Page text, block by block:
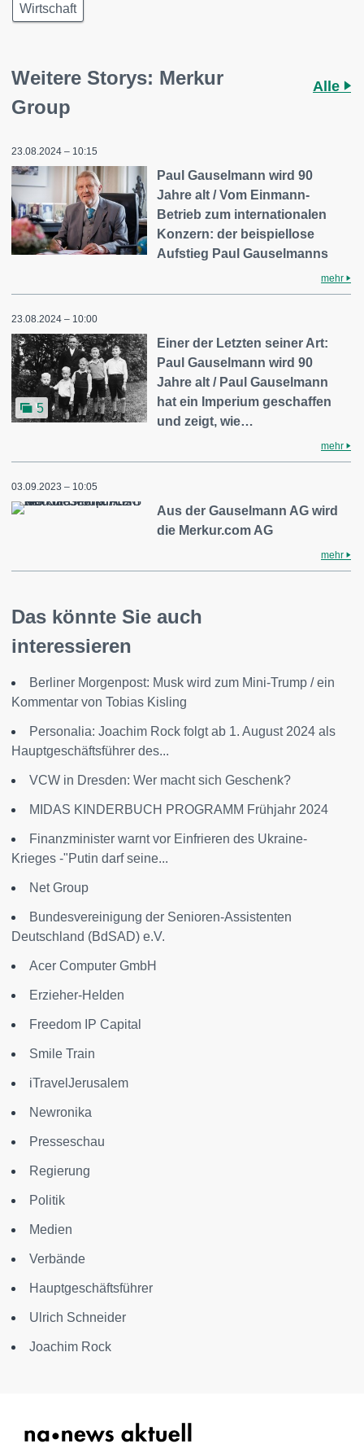
Wirtschaft
Weitere Storys: Merkur
Group
Alle
23.08.2024 – 10:15
Paul Gauselmann wird 90
Jahre alt / Vom Einmann-
Betrieb zum internationalen
Konzern: der beispiellose
Aufstieg Paul Gauselmanns
mehr
23.08.2024 – 10:00
5
Einer der Letzten seiner Art:
Paul Gauselmann wird 90
Jahre alt / Paul Gauselmann
hat ein Imperium geschaffen
und zeigt, wie…
mehr
03.09.2023 – 10:05
Aus der Gauselmann AG wird
die Merkur.com AG
mehr
Das könnte Sie auch
interessieren
Berliner Morgenpost: Musk wird zum Mini-Trump / ein
Kommentar von Tobias Kisling
Personalia: Joachim Rock folgt ab 1. August 2024 als
Hauptgeschäftsführer des...
VCW in Dresden: Wer macht sich Geschenk?
MIDAS KINDERBUCH PROGRAMM Frühjahr 2024
Finanzminister warnt vor Einfrieren des Ukraine-
Krieges -"Putin darf seine...
Net Group
Bundesvereinigung der Senioren-Assistenten
Deutschland (BdSAD) e.V.
Acer Computer GmbH
Erzieher-Helden
Freedom IP Capital
Smile Train
iTravelJerusalem
Newronika
Presseschau
Regierung
Politik
Medien
Verbände
Hauptgeschäftsführer
Ulrich Schneider
Joachim Rock